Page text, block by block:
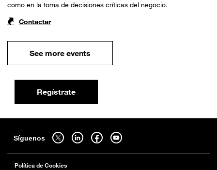
Regístrate
como en la toma de decisiones críticas del negocio.
Contactar
See more events
Síguenos
síguenos en twitter - abrir en una nouvelle pestaña del navegador
síguenos en linkedin - abrir en una nouvelle pestaña del
síguenos en facebook - abrir en una nouvelle pestaña
síguenos en youtube - abrir en una nouvelle
Política de Cookies